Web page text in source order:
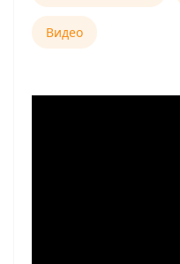
Видео